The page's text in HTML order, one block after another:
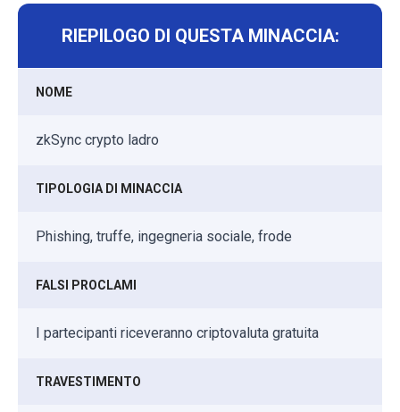
RIEPILOGO DI QUESTA MINACCIA:
NOME
zkSync crypto ladro
TIPOLOGIA DI MINACCIA
Phishing, truffe, ingegneria sociale, frode
FALSI PROCLAMI
I partecipanti riceveranno criptovaluta gratuita
TRAVESTIMENTO